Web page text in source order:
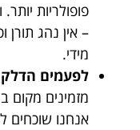
פופולריות
– אין נהג תורן
מידי.
לפעמים הדלק
מזמינים מקום
אנחנו שוכחים